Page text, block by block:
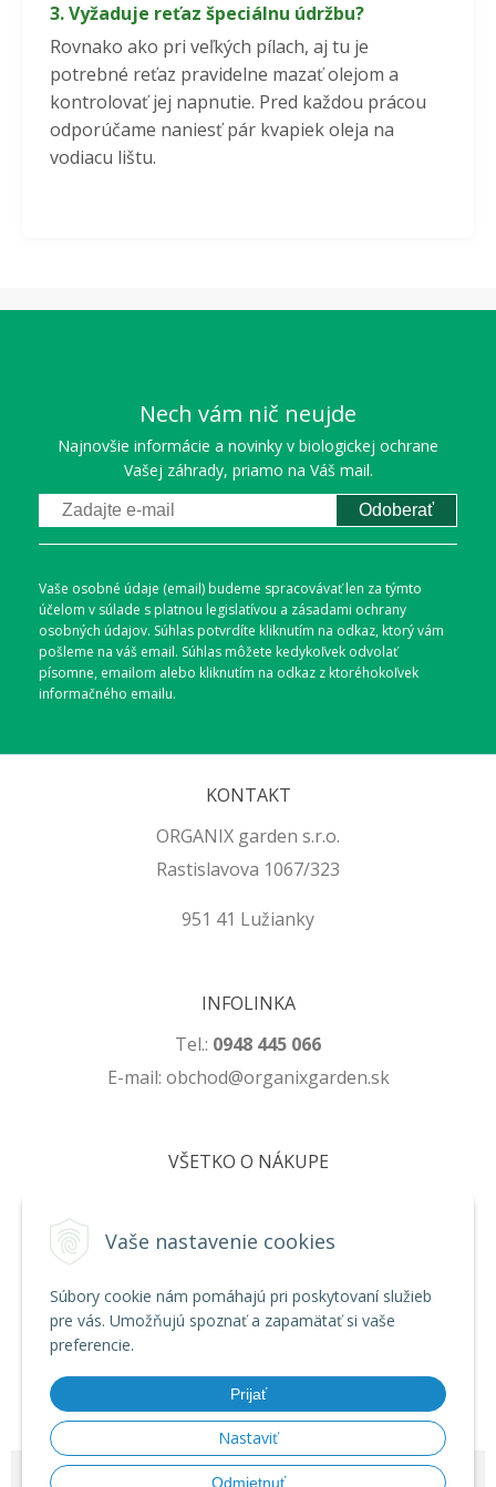
Vaše nastavenie cookies
Súbory cookie nám pomáhajú pri poskytovaní služieb
pre vás. Umožňujú spoznať a zapamätať si vaše
preferencie.
Prijať
Nastaviť
Odmietnuť
3. Vyžaduje reťaz špeciálnu údržbu?
Rovnako ako pri veľkých pílach, aj tu je
potrebné reťaz pravidelne mazať olejom a
kontrolovať jej napnutie. Pred každou prácou
odporúčame naniesť pár kvapiek oleja na
vodiacu lištu.
Nech vám nič neujde
Najnovšie informácie a novinky v biologickej ochrane
Vašej záhrady, priamo na Váš mail.
Odoberať
Vaše osobné údaje (email) budeme spracovávať len za týmto
účelom v súlade s platnou legislatívou a zásadami ochrany
osobných údajov. Súhlas potvrdíte kliknutím na odkaz, ktorý vám
pošleme na váš email. Súhlas môžete kedykoľvek odvolať
písomne, emailom alebo kliknutím na odkaz z ktoréhokoľvek
informačného emailu.
KONTAKT
ORGANIX garden s.r.o.
Rastislavova 1067/323
951 41 Lužianky
INFOLINKA
Tel.: 0948 445 066
E-mail: obchod@organixgarden.sk
VŠETKO O NÁKUPE
Ochrana súkromia
NA STIAHNUTIE
Formulár na odstúpenie od zmluvy
Poučenie o uplatnení práva na odstúpenie od zmluvy
© 2026 ORGANIXgarden • NextShop&e-shop Pohoda Connector by